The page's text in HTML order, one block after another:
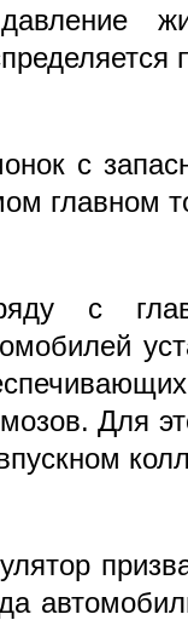
с
главном
с
Для